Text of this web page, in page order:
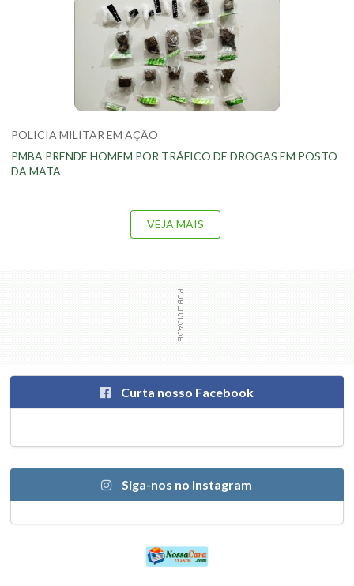
POLICIA MILITAR EM AÇÃO
PMBA PRENDE HOMEM POR TRÁFICO DE DROGAS EM POSTO
DA MATA
VEJA MAIS
Curta nosso Facebook
Siga-nos no Instagram